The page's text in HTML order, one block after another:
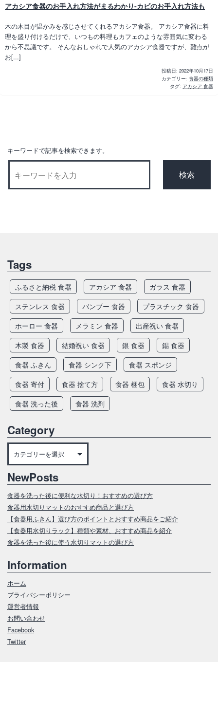
アカシア食器のお手入れ方法がまるわかり-カビのお手入れ方法も
木の木目が温かみを感じさせてくれるアカシア食器。 アカシア食器に料
理を盛り付けるだけで、いつもの料理もカフェのような雰囲気に変わる
から不思議です。 そんなおしゃれで人気のアカシア食器ですが、難点が
お[...]
投稿日: 2022年10月17日
カテゴリー: 食器の種類
タグ: アカシア 食器
キーワードで記事を検索できます。
Tags
ふるさと納税 食器 アカシア 食器
ガラス 食器
ステンレス 食器
バンブー 食器
プラスチック 食器
ホーロー 食器
メラミン 食器
出産祝い 食器
木製 食器
結婚祝い 食器 銀 食器
錫 食器
食器 ふきん
食器 シンク下
食器 スポンジ
食器 寄付
食器 捨て方 食器 梱包
食器 水切り
食器 洗った後
食器 洗剤
Category
Category
NewPosts
食器を洗った後に便利な水切り！おすすめの選び方
食器用水切りマットのおすすめ商品と選び方
【食器用ふきん】選び方のポイントとおすすめ商品をご紹介
【食器用水切りラック】種類や素材、おすすめ商品を紹介
食器を洗った後に使う水切りマットの選び方
Information
ホーム
プライバシーポリシー
運営者情報
お問い合わせ
Facebook
Twitter